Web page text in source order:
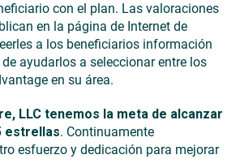
con el plan. Las valoraciones
en la página de Internet de
a los beneficiarios información
ayudarlos a seleccionar entre los
en su área.
LLC tenemos la meta de alcanzar
estrellas. Continuamente
esfuerzo y dedicación para mejorar